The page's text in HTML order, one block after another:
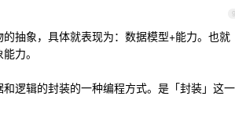
9
抽象，具体就表现为：数据模型+能力。也就
力。
逻辑的封装的一种编程方式。是「封装」这一